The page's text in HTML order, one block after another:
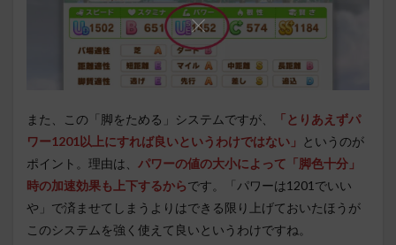
また、この「脚をためる」システムですが、
「とりあえずパ
ワー1201以上にすれば良いというわけではない」 というのが
ポイント。理由は、 パワーの値の大小によって「脚色十分」
時の加速効果も上下するからです。「パワーは1201でいい
や」で済ませてしまうよりはできる限り上げておいたほうが
このシステムを強く使えて良いというわけですね。